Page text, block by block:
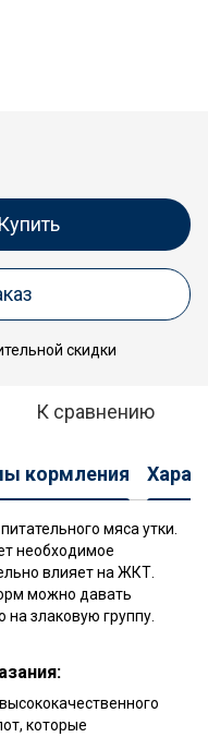
Купить
скидки
К сравнению
кормления
мяса утки.
необходимое
влияет на ЖКТ.
можно давать
злаковую группу.
которые